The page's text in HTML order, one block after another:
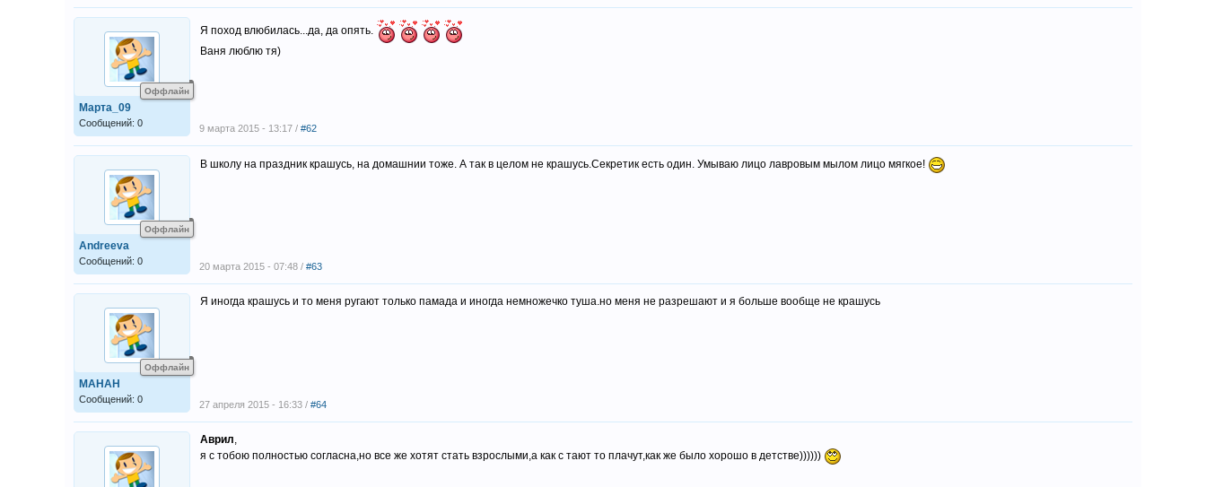
Оффлайн
Марта_09
Сообщений: 0
Я поход влюбилась...да, да опять.
Ваня люблю тя)
9 марта 2015 - 13:17 / #62
Оффлайн
Andreeva
Сообщений: 0
В школу на праздник крашусь, на домашнии тоже. А так в целом не крашусь.Секретик есть один. Умываю лицо лавровым мылом лицо мягкое!
20 марта 2015 - 07:48 / #63
Оффлайн
МАНАН
Сообщений: 0
Я иногда крашусь и то меня ругают только памада и иногда немножечко туша.но меня не разрешают и я больше вообще не крашусь
27 апреля 2015 - 16:33 / #64
Аврил,
я с тобою полностью согласна,но все же хотят стать взрослыми,а как с тают то плачут,как же было хорошо в детстве))))))